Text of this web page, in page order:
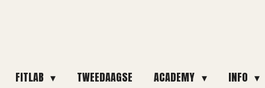
FITLAB TWEEDAAGSE ACADEMY INFO